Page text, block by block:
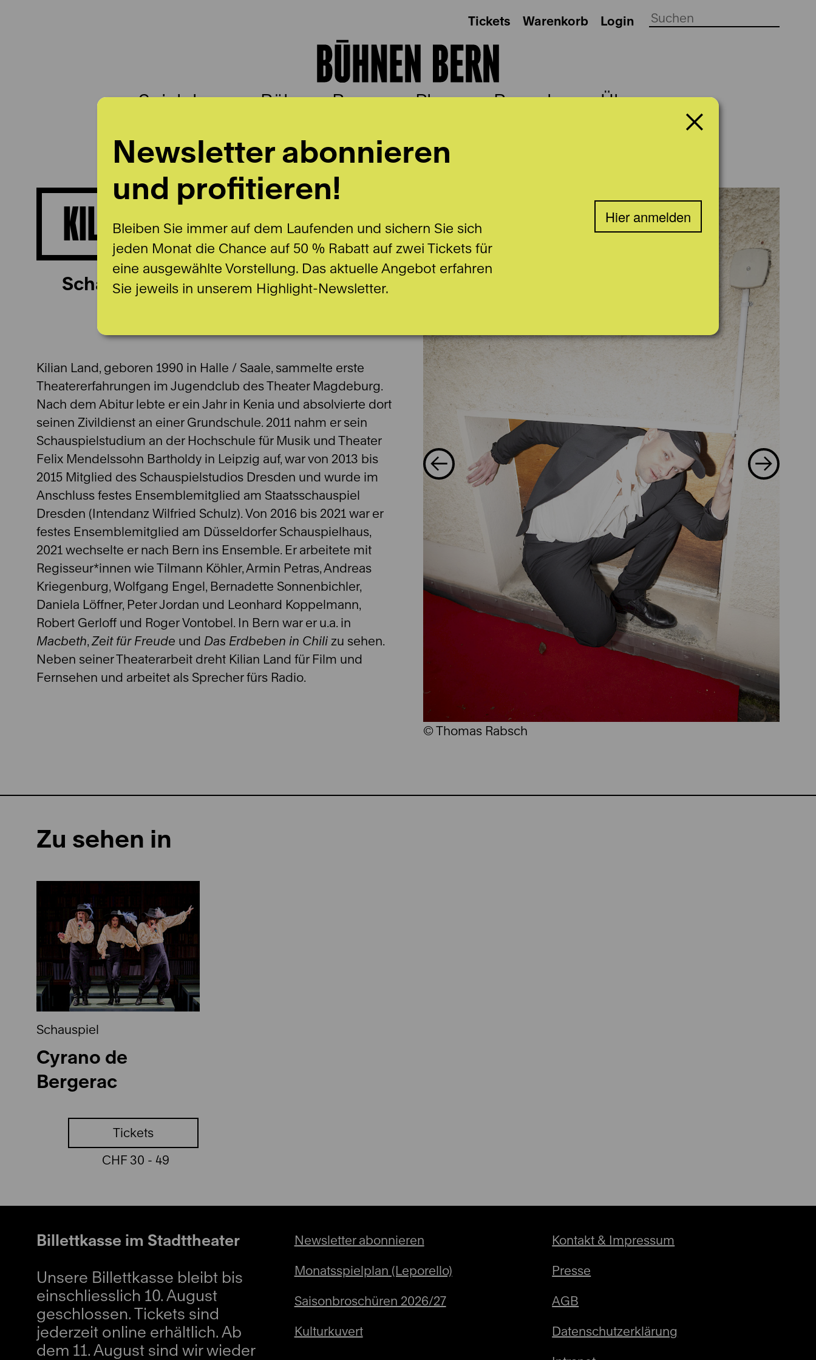
Tickets Warenkorb Login
Spielplan Bühnen Bern Plus Besuch Über uns
KILIAN LAND
Schauspiel
Kilian Land, geboren 1990 in Halle / Saale, sammelte erste
Theatererfahrungen im Jugendclub des Theater Magdeburg.
Nach dem Abitur lebte er ein Jahr in Kenia und absolvierte dort
seinen Zivildienst an einer Grundschule. 2011 nahm er sein
Schauspielstudium an der Hochschule für Musik und Theater
Felix Mendelssohn Bartholdy in Leipzig auf, war von 2013 bis
2015 Mitglied des Schauspielstudios Dresden und wurde im
Anschluss festes Ensemblemitglied am Staatsschauspiel
Dresden (Intendanz Wilfried Schulz). Von 2016 bis 2021 war er
festes Ensemblemitglied am Düsseldorfer Schauspielhaus,
2021 wechselte er nach Bern ins Ensemble. Er arbeitete mit
Regisseur*innen wie Tilmann Köhler, Armin Petras, Andreas
Kriegenburg, Wolfgang Engel, Bernadette Sonnenbichler,
Daniela Löffner, Peter Jordan und Leonhard Koppelmann,
Robert Gerloff und Roger Vontobel. In Bern war er u.a. in
Macbeth, Zeit für Freude und Das Erdbeben in Chili zu sehen.
Neben seiner Theaterarbeit dreht Kilian Land für Film und
Fernsehen und arbeitet als Sprecher fürs Radio.
© Thomas Rabsch
Zu sehen in
Schauspiel
Cyrano de
Bergerac
Tickets
CHF 30 - 49
Billettkasse im Stadttheater
Unsere Billettkasse bleibt bis
einschliesslich 10. August
geschlossen. Tickets sind
jederzeit online erhältlich. Ab
dem 11. August sind wir wieder
Newsletter abonnieren
Monatsspielplan (Leporello)
Saisonbroschüren 2026/27
Kulturkuvert
Kontakt & Impressum
Presse
AGB
Datenschutzerklärung
Newsletter abonnieren
und profitieren!
Bleiben Sie immer auf dem Laufenden und sichern Sie sich
jeden Monat die Chance auf 50 % Rabatt auf zwei Tickets für
eine ausgewählte Vorstellung. Das aktuelle Angebot erfahren
Sie jeweils in unserem Highlight-Newsletter.
Hier anmelden